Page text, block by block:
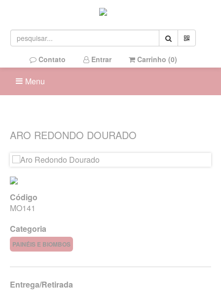
Contato Entrar Carrinho (0)
Menu
ARO REDONDO DOURADO
Código
MO141
Categoria
PAINÉIS E BIOMBOS
Entrega/Retirada